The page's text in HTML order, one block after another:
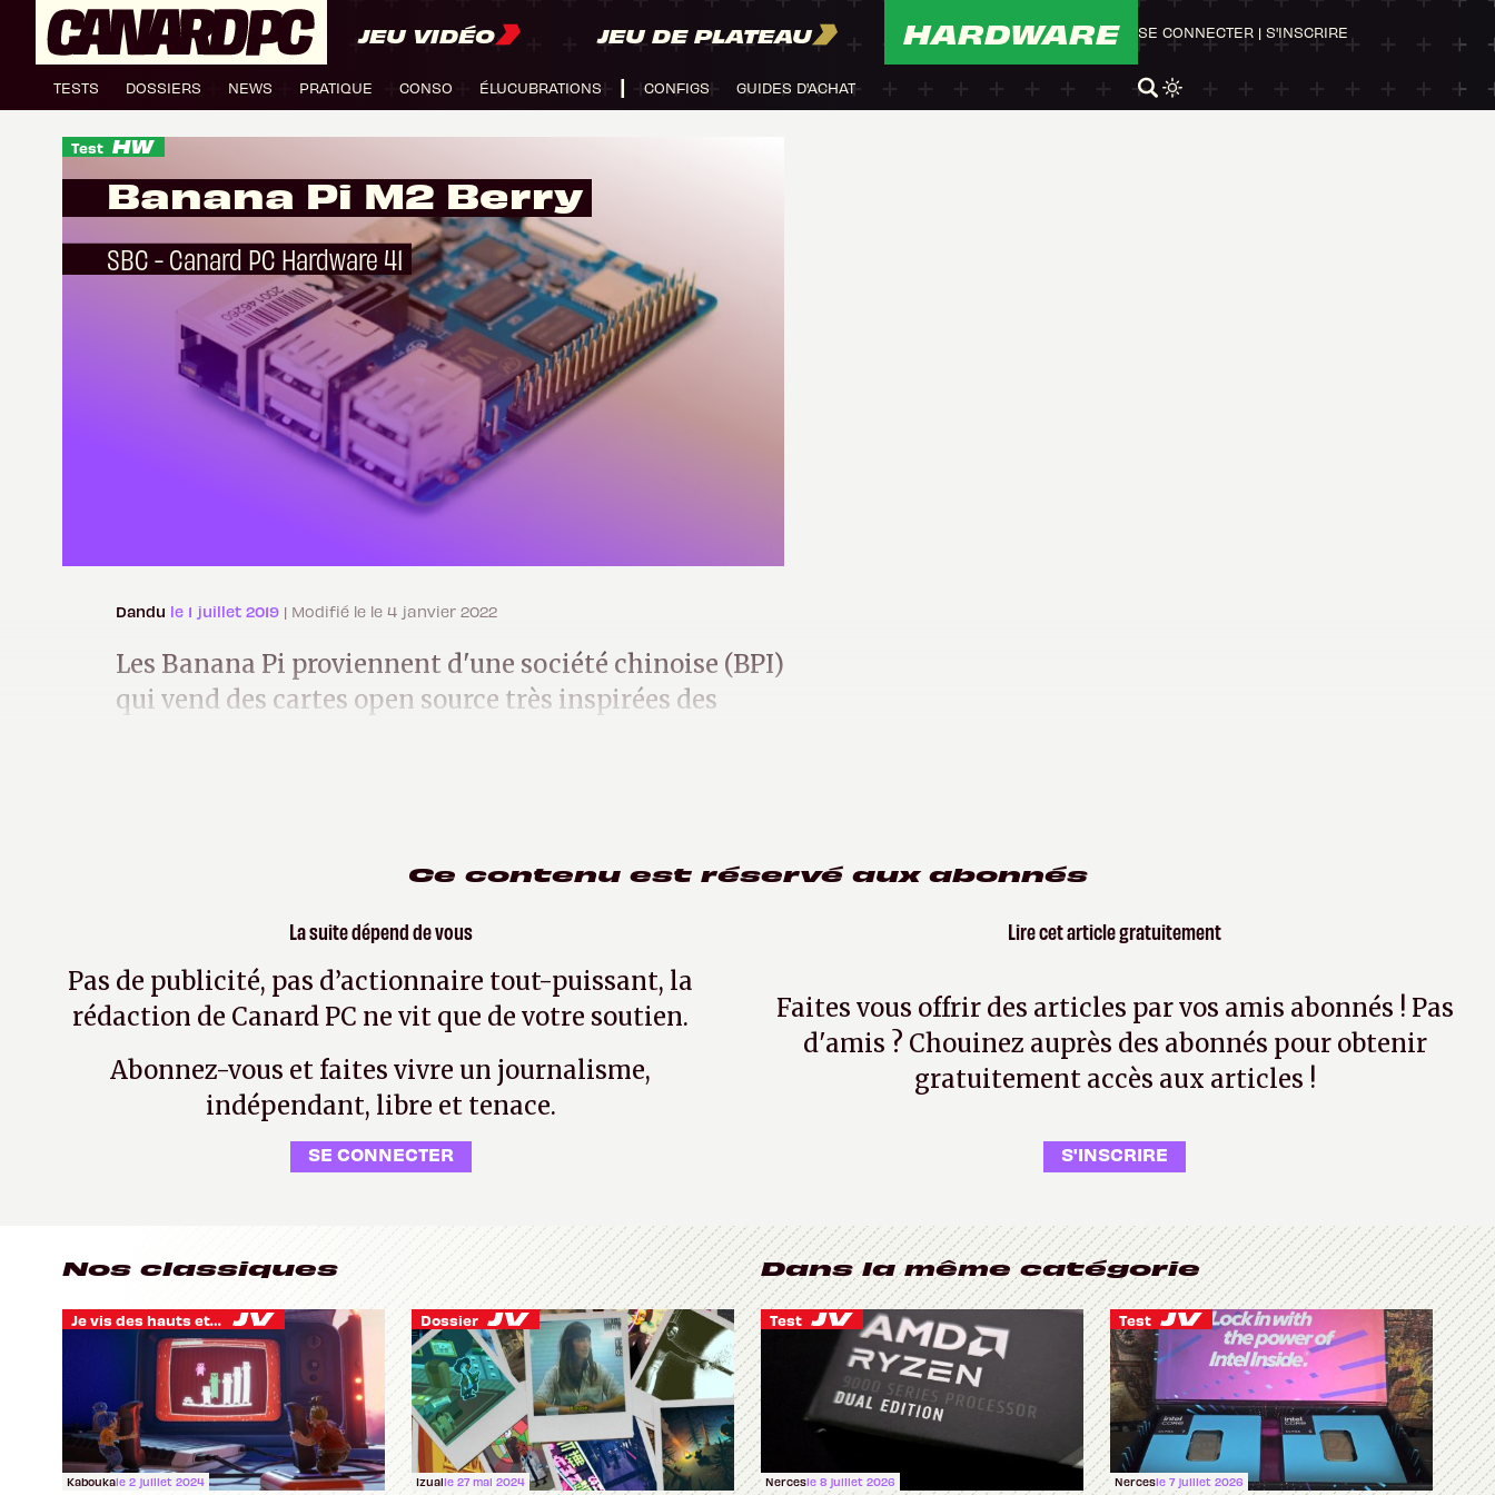
JEU VIDÉO JEU DE PLATEAU HARDWARE
TESTS DOSSIERS NEWS PRATIQUE CONSO ÉLUCUBRATIONS CONFIGS GUIDES D'ACHAT
SE CONNECTER | S'INSCRIRE
Test
Banana Pi M2 Berry
SBC - Canard PC Hardware 41
Dandu le 1 juillet 2019 | Modifié le le 4 janvier 2022
Les Banana Pi proviennent d'une société chinoise (BPI)
qui vend des cartes open source très inspirées des
Ce contenu est réservé aux abonnés
La suite dépend de vous
Pas de publicité, pas d’actionnaire tout-puissant, la
rédaction de Canard PC ne vit que de votre soutien.
Abonnez-vous et faites vivre un journalisme,
indépendant, libre et tenace.
SE CONNECTER
Lire cet article gratuitement
Faites vous offrir des articles par vos amis abonnés ! Pas
d'amis ? Chouinez auprès des abonnés pour obtenir
gratuitement accès aux articles !
S'INSCRIRE
Nos classiques
Je vis des hauts et des bas
Kaboukale 2 juillet 2024
Dossier
Izualle 27 mai 2024
Dans la même catégorie
Test
Nercesle 8 juillet 2026
Test
Nercesle 7 juillet 2026